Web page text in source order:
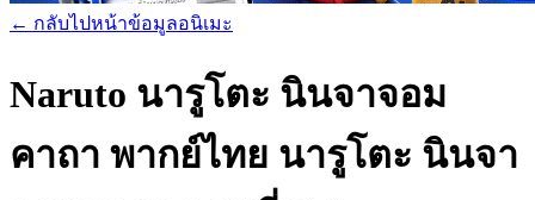
← กลับไปหน้าข้อมูลอนิเมะ
Naruto นารูโตะ นินจาจอม
คาถา พากย์ไทย นารูโตะ นินจา